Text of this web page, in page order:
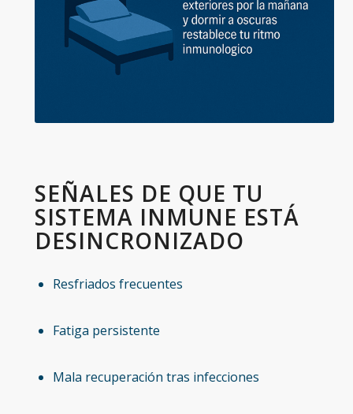
SEÑALES DE QUE TU
SISTEMA INMUNE ESTÁ
DESINCRONIZADO
Resfriados frecuentes
Fatiga persistente
Mala recuperación tras infecciones